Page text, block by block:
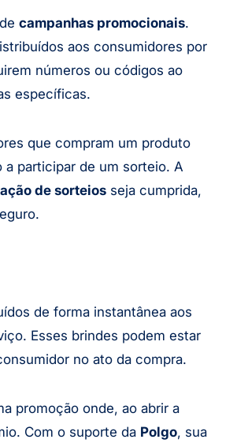
campanhas promocionais.
aos consumidores por
números ou códigos ao
específicas.
que compram um produto
participar de um sorteio. A
de sorteios seja cumprida,
de forma instantânea aos
Esses brindes podem estar
no ato da compra.
promoção onde, ao abrir a
Com o suporte da Polgo, sua